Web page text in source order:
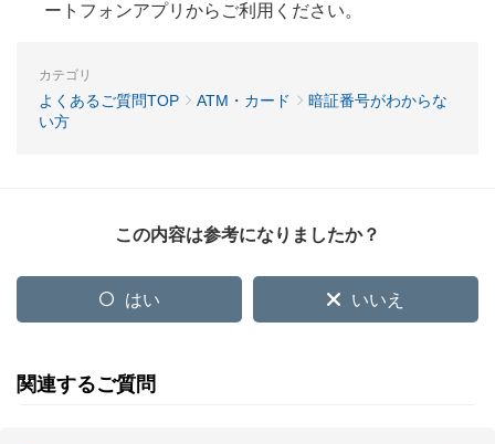
ートフォンアプリからご利用ください。
カテゴリ
よくあるご質問TOP ATM・カード
暗証番号がわからな
い方
この内容は参考になりましたか？
はい いいえ
関連するご質問